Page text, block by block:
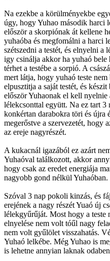
Na ezekbe a körülményekbe
úgy, hogy Yuhao második harci
először a skorpiónak át kellene
yuhaóba és megfomálni a harci
szétszedni a testét, és elnyelni a
igy csinálja akkor ha yuhaó bele
térhet a testébe a sorpió. A
mert látja, hogy yuhaó teste
elpusztitja a saját testét, és
először Yuhaonak el kell
lélekcsonttal együtt. Na ez tart
konkértan darabokra töri és újra
megerőstve a szervezetét, hogy
az ereje nagyrészét.
A kukacnál igazából ez azárt
Yuhaóval találkozott, akkor
hogy csak az eredet energiája
nagyobb gond nélkül Yuhaóban.
Szóval 3 nap pokoli kinzás, és
erejének a nagy részét Yuaó új
lélekgyűrűját. Most hogy a teste
elnyelése nem volt tóűl nagy
nem volt gyűlölet visszahatás.
Yuhaó lelkébe. Még Yuhao is
is lehetne annyian laknak